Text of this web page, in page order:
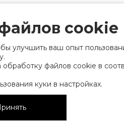
г. Минск, ул.
с
Номер
работников
cookie
улучшить ваш опыт
файлов cookie в
куки в настройках.